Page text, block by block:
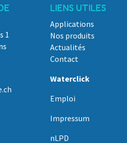
1
LIENS UTILES
Applications
Nos produits
Actualités
Contact
Waterclick
Emploi
Impressum
nLPD